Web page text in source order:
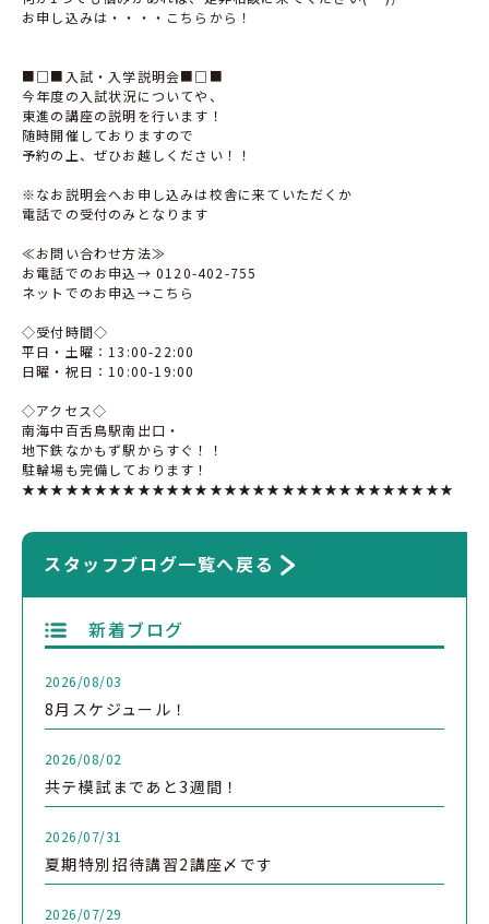
お申し込みは・・・・ こちらから！
■□■入試・入学説明会■□■
今年度の入試状況についてや、
東進の講座の説明を行います！
随時開催しておりますので
予約の上、ぜひお越しください！！
※なお説明会へお申し込みは校舎に来ていただくか
電話での受付のみとなります
≪お問い合わせ方法≫
お電話でのお申込→ 0120-402-755
ネットでのお申込→こちら
◇受付時間◇
平日・土曜：13:00-22:00
日曜・祝日：10:00-19:00
◇アクセス◇
南海中百舌鳥駅南出口・
地下鉄なかもず駅からすぐ！！
駐輪場も完備しております！
★★★★★★★★★★★★★★★★★★★★★★★★★★★★★★
スタッフブログ一覧へ戻る
新着ブログ
2026/08/03
8月スケジュール！
2026/08/02
共テ模試まであと3週間！
2026/07/31
夏期特別招待講習2講座〆です
2026/07/29